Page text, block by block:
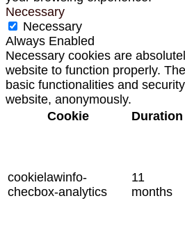
Necessary
Necessary
Always Enabled
Necessary cookies are
website to function properly.
basic functionalities and
website, anonymously.
Cookie
Duration
cookielawinfo-
checbox-analytics
11
months